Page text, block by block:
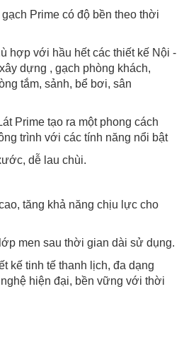
Prime có độ bền theo thời
hợp với hầu hết các thiết kế Nội -
dựng , gạch phòng khách,
tắm, sảnh, bể bơi, sân
Prime tạo ra một phong cách
trình với các tính năng nổi bật
dễ lau chùi.
tăng khả năng chịu lực cho
men sau thời gian dài sử dụng.
kế tinh tế thanh lịch, đa dạng
hiện đại, bền vững với thời